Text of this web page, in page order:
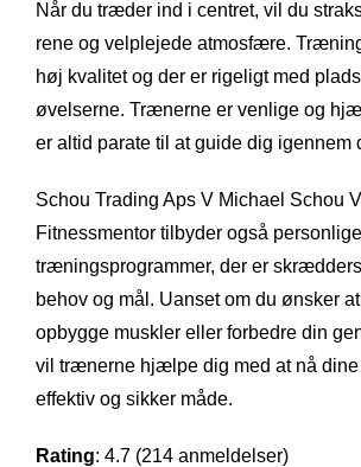
Når du træder ind i centret, vil du
rene og velplejede atmosfære.
høj kvalitet og der er rigeligt med
øvelserne. Trænerne er venlige og
er altid parate til at guide dig igennem
Schou Trading Aps V Michael Schou
Fitnessmentor tilbyder også personlige
træningsprogrammer, der er
behov og mål. Uanset om du ønsker
opbygge muskler eller forbedre din
vil trænerne hjælpe dig med at nå dine
effektiv og sikker måde.
Rating: 4.7 (214 anmeldelser)